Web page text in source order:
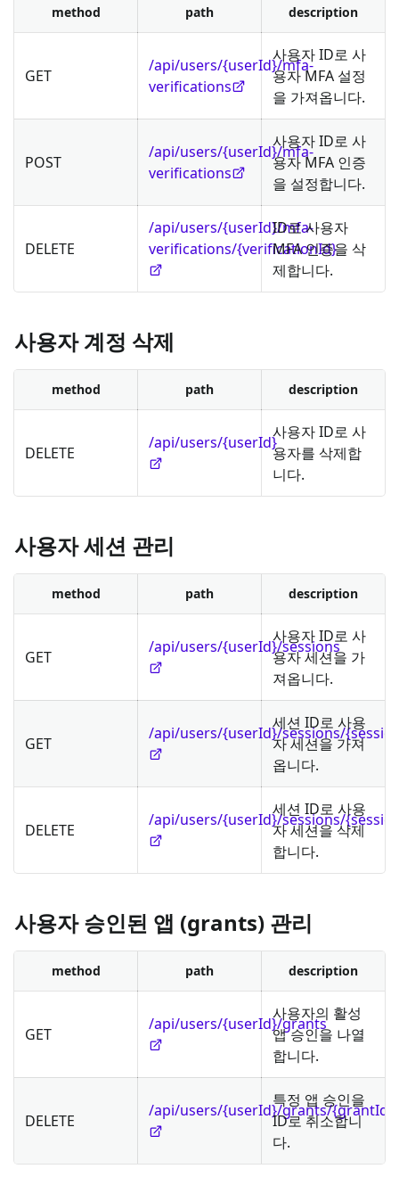
method path description
GET
/api/users/{userId}/mfa-
verifications
사용자 ID로 사
용자 MFA 설정
을 가져옵니다.
POST
/api/users/{userId}/mfa-
verifications
사용자 ID로 사
용자 MFA 인증
을 설정합니다.
DELETE
/api/users/{userId}/mfa-
verifications/{verificationId}
ID로 사용자
MFA 인증을 삭
제합니다.
사용자 계정 삭제
method path description
DELETE
/api/users/{userId}
사용자 ID로 사
용자를 삭제합
니다.
사용자 세션 관리
method path description
GET
/api/users/{userId}/sessions
사용자 ID로 사
용자 세션을 가
져옵니다.
GET
/api/users/{userId}/sessions/
세션 ID로 사용
자 세션을 가져
옵니다.
DELETE
/api/users/{userId}/sessions/
세션 ID로 사용
자 세션을 삭제
합니다.
사용자 승인된 앱 (grants) 관리
method path description
GET
/api/users/{userId}/grants
사용자의 활성
앱 승인을 나열
합니다.
DELETE
/api/users/{userId}/grants/{grantId}
특정 앱 승인을
ID로 취소합니
다.